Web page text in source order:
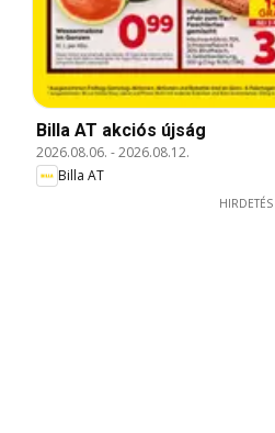
Billa AT akciós újság
2026.08.06. -2026.08.12.
Billa AT
HIRDETÉS